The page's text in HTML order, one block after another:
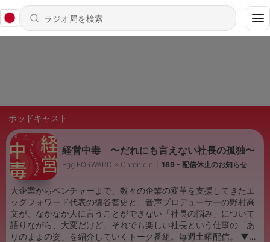
ポッドキャスト
経営中毒 〜だれにも言えない社長の孤独〜
Egg FORWARD × Chronicle 169 - 配信休止のお知らせ
大企業からベンチャーまで、数々の企業の変革を支援してきたエ
ッグフォワード代表の徳谷智史と、音声プロデューサーの野村高
文が、なかなか人に言うことができない「社長の悩み」について
語りながら、大変だけど、それでも楽しい社長という仕事の「あ
りのままの姿」を紹介していくトーク番組。毎週土曜配信。 ▼番